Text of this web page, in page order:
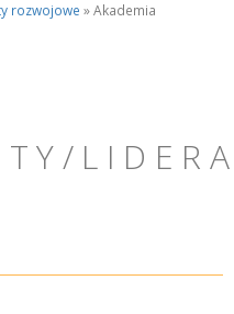
rozwojowe »Akademia